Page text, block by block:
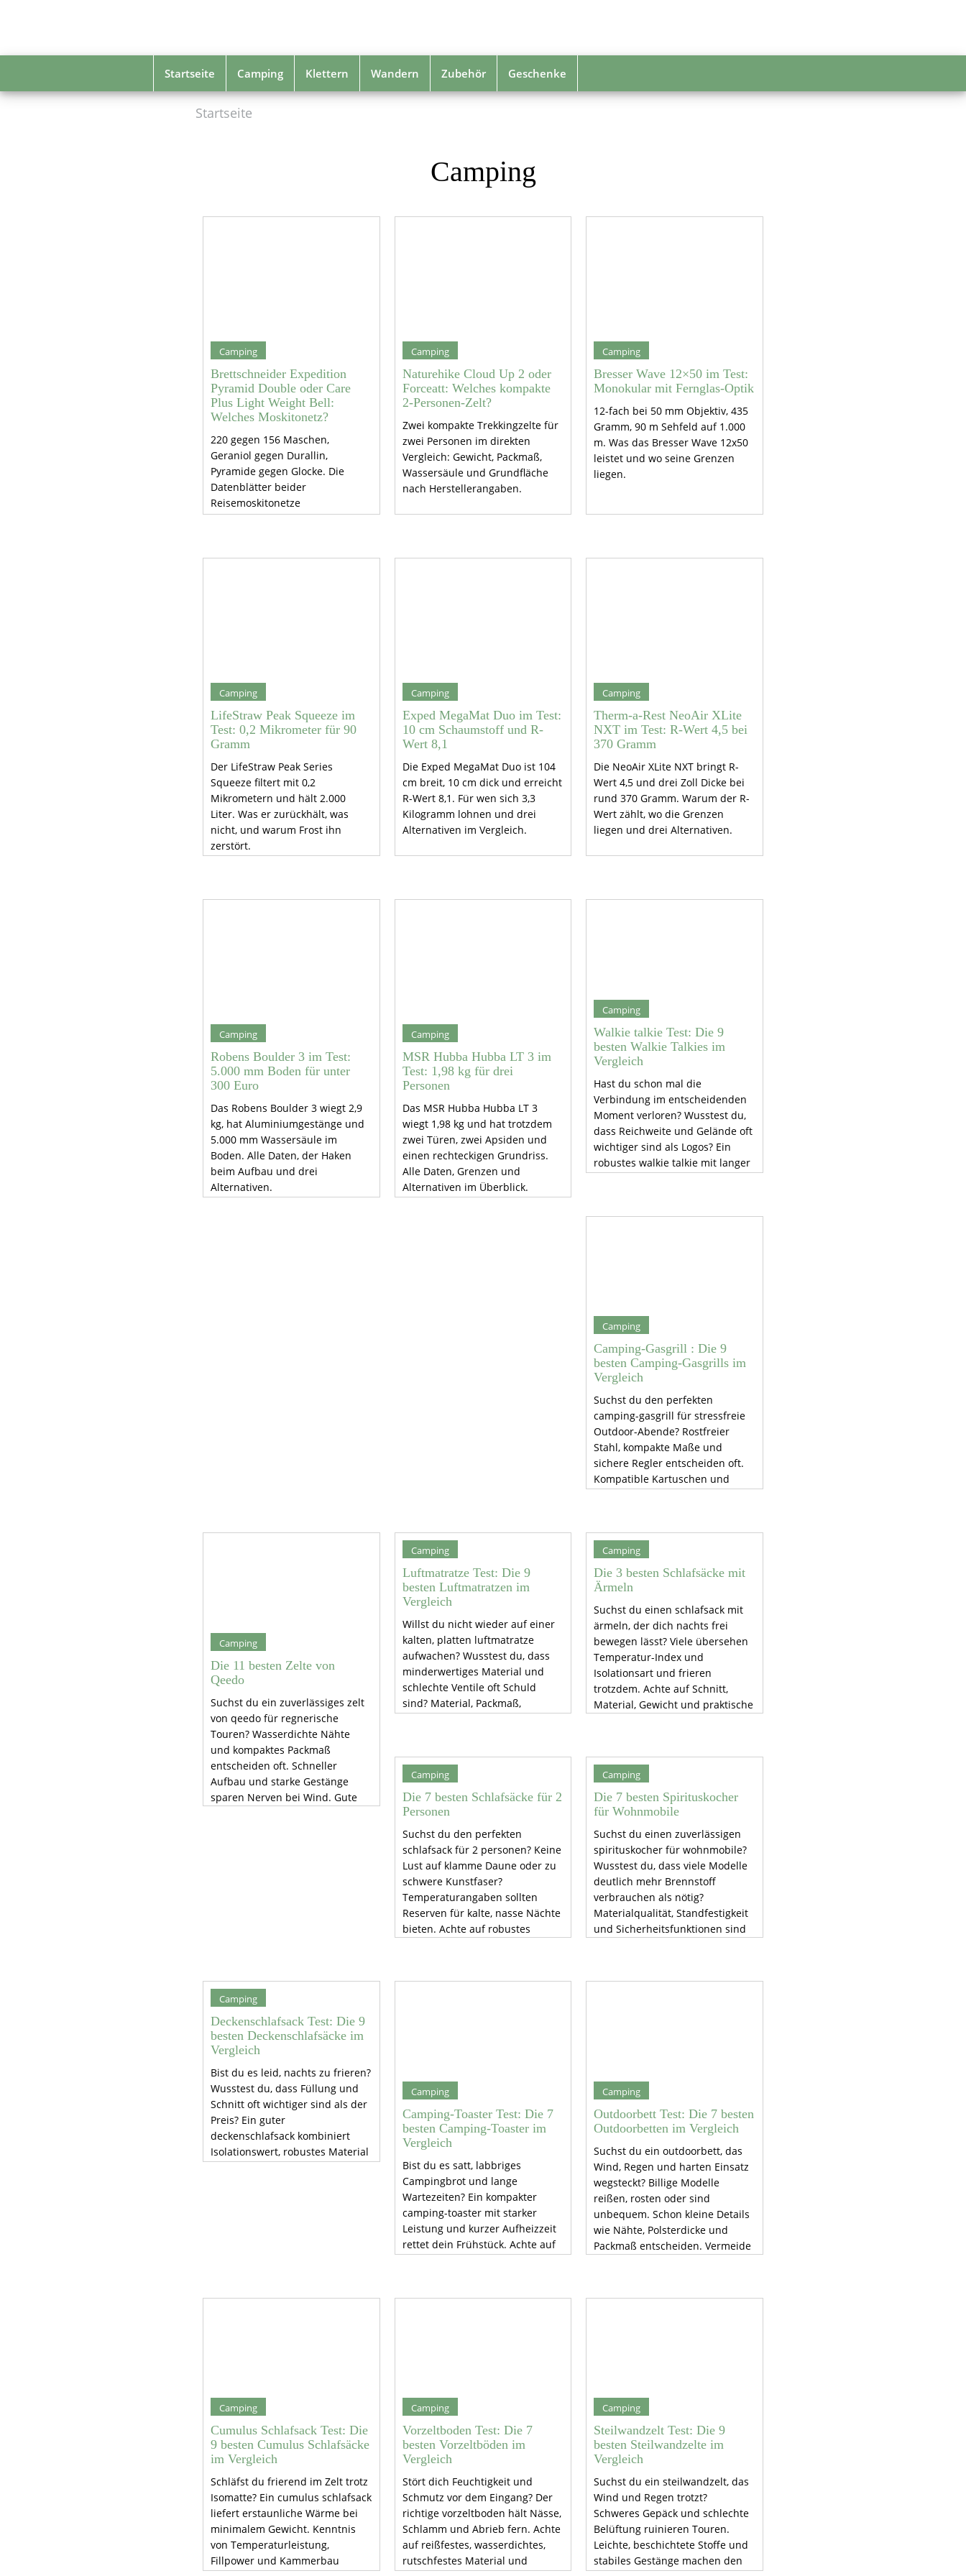
Startseite Camping Klettern Wandern Zubehör Geschenke
Startseite
Camping
Camping
Brettschneider Expedition
Pyramid Double oder Care
Plus Light Weight Bell:
Welches Moskitonetz?
220 gegen 156 Maschen,
Geraniol gegen Durallin,
Pyramide gegen Glocke. Die
Datenblätter beider
Reisemoskitonetze
nebeneinander.
Camping
Naturehike Cloud Up 2 oder
Forceatt: Welches kompakte
2-Personen-Zelt?
Zwei kompakte Trekkingzelte für
zwei Personen im direkten
Vergleich: Gewicht, Packmaß,
Wassersäule und Grundfläche
nach Herstellerangaben.
Camping
Bresser Wave 12×50 im Test:
Monokular mit Fernglas-Optik
12-fach bei 50 mm Objektiv, 435
Gramm, 90 m Sehfeld auf 1.000
m. Was das Bresser Wave 12x50
leistet und wo seine Grenzen
liegen.
Camping
LifeStraw Peak Squeeze im
Test: 0,2 Mikrometer für 90
Gramm
Der LifeStraw Peak Series
Squeeze filtert mit 0,2
Mikrometern und hält 2.000
Liter. Was er zurückhält, was
nicht, und warum Frost ihn
zerstört.
Camping
Exped MegaMat Duo im Test:
10 cm Schaumstoff und R-
Wert 8,1
Die Exped MegaMat Duo ist 104
cm breit, 10 cm dick und erreicht
R-Wert 8,1. Für wen sich 3,3
Kilogramm lohnen und drei
Alternativen im Vergleich.
Camping
Therm-a-Rest NeoAir XLite
NXT im Test: R-Wert 4,5 bei
370 Gramm
Die NeoAir XLite NXT bringt R-
Wert 4,5 und drei Zoll Dicke bei
rund 370 Gramm. Warum der R-
Wert zählt, wo die Grenzen
liegen und drei Alternativen.
Camping
Robens Boulder 3 im Test:
5.000 mm Boden für unter
300 Euro
Das Robens Boulder 3 wiegt 2,9
kg, hat Aluminiumgestänge und
5.000 mm Wassersäule im
Boden. Alle Daten, der Haken
beim Aufbau und drei
Alternativen.
Camping
MSR Hubba Hubba LT 3 im
Test: 1,98 kg für drei
Personen
Das MSR Hubba Hubba LT 3
wiegt 1,98 kg und hat trotzdem
zwei Türen, zwei Apsiden und
einen rechteckigen Grundriss.
Alle Daten, Grenzen und
Alternativen im Überblick.
Camping
Walkie talkie Test: Die 9
besten Walkie Talkies im
Vergleich
Hast du schon mal die
Verbindung im entscheidenden
Moment verloren? Wusstest du,
dass Reichweite und Gelände oft
wichtiger sind als Logos? Ein
robustes walkie talkie mit langer
Camping
Camping-Gasgrill : Die 9
besten Camping-Gasgrills im
Vergleich
Suchst du den perfekten
camping-gasgrill für stressfreie
Outdoor-Abende? Rostfreier
Stahl, kompakte Maße und
sichere Regler entscheiden oft.
Kompatible Kartuschen und
Gamechanger. Entdecke, worauf
du wirklich achten musst.
Camping
Die 11 besten Zelte von
Qeedo
Suchst du ein zuverlässiges zelt
von qeedo für regnerische
Touren? Wasserdichte Nähte
und kompaktes Packmaß
entscheiden oft. Schneller
Aufbau und starke Gestänge
sparen Nerven bei Wind. Gute
Camping
Luftmatratze Test: Die 9
besten Luftmatratzen im
Vergleich
Willst du nicht wieder auf einer
kalten, platten luftmatratze
aufwachen? Wusstest du, dass
minderwertiges Material und
schlechte Ventile oft Schuld
sind? Material, Packmaß,
luftmatratze, die dich warm,
leicht und sorgenfrei schlafen
lässt.
Camping
Die 3 besten Schlafsäcke mit
Ärmeln
Suchst du einen schlafsack mit
ärmeln, der dich nachts frei
bewegen lässt? Viele übersehen
Temperatur-Index und
Isolationsart und frieren
trotzdem. Achte auf Schnitt,
Material, Gewicht und praktische
Camping
Die 7 besten Schlafsäcke für 2
Personen
Suchst du den perfekten
schlafsack für 2 personen? Keine
Lust auf klamme Daune oder zu
schwere Kunstfaser?
Temperaturangaben sollten
Reserven für kalte, nasse Nächte
bieten. Achte auf robustes
Camping
Die 7 besten Spirituskocher
für Wohnmobile
Suchst du einen zuverlässigen
spirituskocher für wohnmobile?
Wusstest du, dass viele Modelle
deutlich mehr Brennstoff
verbrauchen als nötig?
Materialqualität, Standfestigkeit
und Sicherheitsfunktionen sind
Camping
Deckenschlafsack Test: Die 9
besten Deckenschlafsäcke im
Vergleich
Bist du es leid, nachts zu frieren?
Wusstest du, dass Füllung und
Schnitt oft wichtiger sind als der
Preis? Ein guter
deckenschlafsack kombiniert
Isolationswert, robustes Material
Camping
Camping-Toaster Test: Die 7
besten Camping-Toaster im
Vergleich
Bist du es satt, labbriges
Campingbrot und lange
Wartezeiten? Ein kompakter
camping-toaster mit starker
Leistung und kurzer Aufheizzeit
rettet dein Frühstück. Achte auf
Camping
Outdoorbett Test: Die 7 besten
Outdoorbetten im Vergleich
Suchst du ein outdoorbett, das
Wind, Regen und harten Einsatz
wegsteckt? Billige Modelle
reißen, rosten oder sind
unbequem. Schon kleine Details
wie Nähte, Polsterdicke und
Packmaß entscheiden. Vermeide
Camping
Cumulus Schlafsack Test: Die
9 besten Cumulus Schlafsäcke
im Vergleich
Schläfst du frierend im Zelt trotz
Isomatte? Ein cumulus schlafsack
liefert erstaunliche Wärme bei
minimalem Gewicht. Kenntnis
von Temperaturleistung,
Fillpower und Kammerbau
Camping
Vorzeltboden Test: Die 7
besten Vorzeltböden im
Vergleich
Stört dich Feuchtigkeit und
Schmutz vor dem Eingang? Der
richtige vorzeltboden hält Nässe,
Schlamm und Abrieb fern. Achte
auf reißfestes, wasserdichtes,
rutschfestes Material und
Camping
Steilwandzelt Test: Die 9
besten Steilwandzelte im
Vergleich
Suchst du ein steilwandzelt, das
Wind und Regen trotzt?
Schweres Gepäck und schlechte
Belüftung ruinieren Touren.
Leichte, beschichtete Stoffe und
stabiles Gestänge machen den